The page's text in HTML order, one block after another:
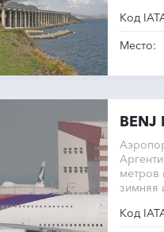
рейсы.
Код
Место:
BENJ
метров
зимняя
Код